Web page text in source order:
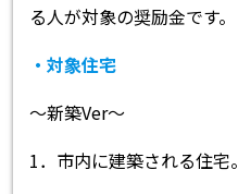
る人が対象の奨励金です。
・対象住宅
～新築Ver～
1．市内に建築される住宅。